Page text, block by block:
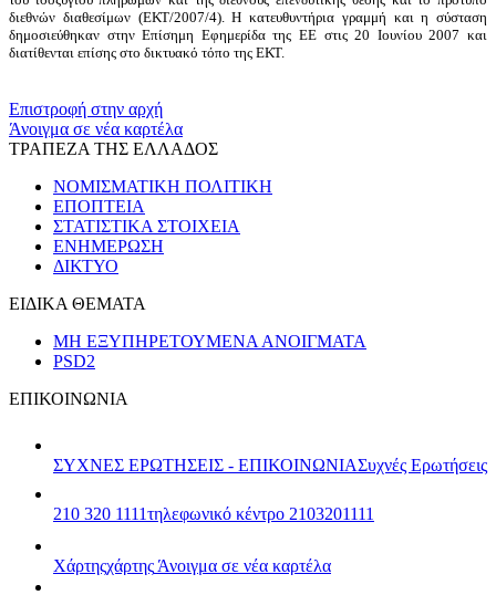
διεθνών διαθεσίμων (ΕΚΤ/2007/4). Η κατευθυντήρια γραμμή και η σύσταση
δημοσιεύθηκαν στην Επίσημη Εφημερίδα της ΕΕ στις 20 Ιουνίου 2007 και
διατίθενται επίσης στο δικτυακό τόπο της ΕΚΤ.
Επιστροφή στην αρχή
Άνοιγμα σε νέα καρτέλα
ΤΡΑΠΕΖΑ ΤΗΣ ΕΛΛΑΔΟΣ
ΝΟΜΙΣΜΑΤΙΚΗ ΠΟΛΙΤΙΚΗ
ΕΠΟΠΤΕΙΑ
ΣΤΑΤΙΣΤΙΚΑ ΣΤΟΙΧΕΙΑ
ΕΝΗΜΕΡΩΣΗ
ΔΙΚΤΥΟ
ΕΙΔΙΚΑ ΘΕΜΑΤΑ
ΜΗ ΕΞΥΠΗΡΕΤΟΥΜΕΝΑ ΑΝΟΙΓΜΑΤΑ
PSD2
ΕΠΙΚΟΙΝΩΝΙΑ
ΣΥΧΝΕΣ ΕΡΩΤΗΣΕΙΣ - ΕΠΙΚΟΙΝΩΝΙΑΣυχνές Ερωτήσεις
210 320 1111τηλεφωνικό κέντρο 2103201111
Χάρτηςχάρτης Άνοιγμα σε νέα καρτέλα